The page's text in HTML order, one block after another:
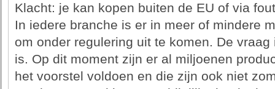
Klacht: je kan kopen buiten de EU of via
In iedere branche is er in meer of mindere
om onder regulering uit te komen. De
is. Op dit moment zijn er al miljoenen
het voorstel voldoen en die zijn ook niet